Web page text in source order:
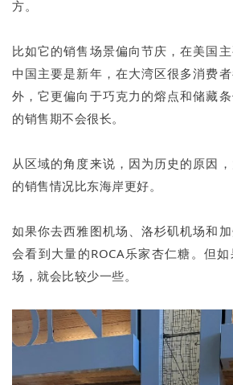
方。
比如它的销售场景偏向节庆，在美国
中国主要是新年，在大湾区很多消费
外，它更偏向于巧克力的熔点和储藏
的销售期不会很长。
从区域的角度来说，因为历史的原因
的销售情况比东海岸更好。
如果你去西雅图机场、洛杉矶机场和
会看到大量的ROCA乐家杏仁糖。但
场，就会比较少一些。